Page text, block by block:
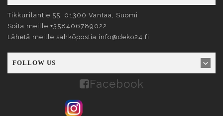
Tikkurilantie 55, 01300 Vantaa, Suomi
Soita meille +358406789022
Lähetä meille sähköpostia info@deko24.fi
FOLLOW US
Facebook